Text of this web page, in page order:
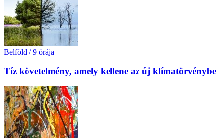
Belföld / 9 órája
Tíz követelmény, amely kellene az új klímatörvénybe